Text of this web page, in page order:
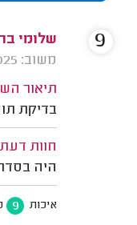
שלומי
משוב: 29/09/2025
תיאור
בדיקת
חוות
היה
איכות 9
9